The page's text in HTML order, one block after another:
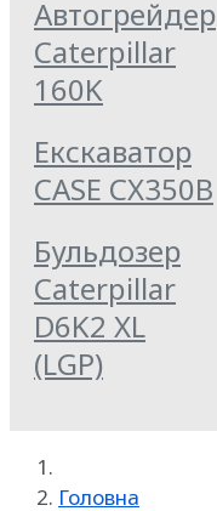
Автогрейдер
Caterpillar
160K
Екскаватор
CASE CX350B
Бульдозер
Caterpillar
D6K2 XL
(LGP)
Головна